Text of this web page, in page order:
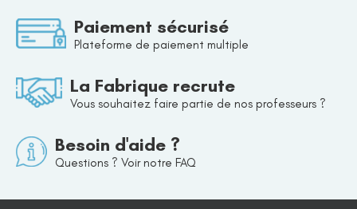
Paiement sécurisé
Plateforme de paiement multiple
La Fabrique recrute
Vous souhaitez faire partie de nos professeurs ?
Besoin d'aide ?
Questions ? Voir notre FAQ